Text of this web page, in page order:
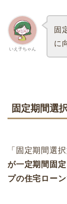
いえ子ちゃん
固
に
固定期間選
「固定期間選
が一定期間固
プの住宅ロー